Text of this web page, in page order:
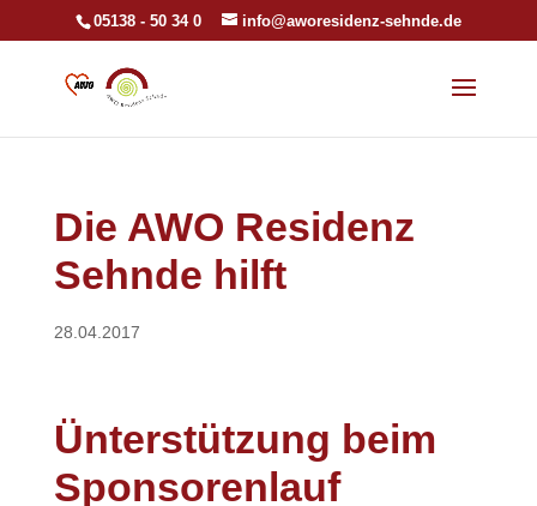
05138 - 50 34 0 info@aworesidenz-sehnde.de
Die AWO Residenz
Sehnde hilft
28.04.2017
Ünterstützung beim
Sponsorenlauf